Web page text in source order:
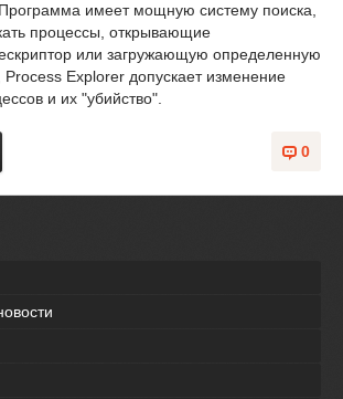
имеет мощную систему поиска,
процессы, открывающие
или загружающую определенную
Process Explorer допускает изменение
и их "убийство".
0